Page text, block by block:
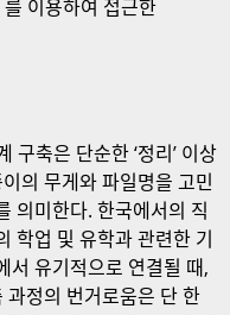
이용하여 접근한
축은 단순한 ‘정리’ 이상
의 무게와 파일명을 고민
의미한다. 한국에서의 직
학업 및 유학과 관련한 기
서 유기적으로 연결될 때,
과정의 번거로움은 단 한